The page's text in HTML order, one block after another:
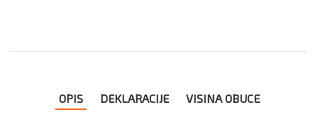
OPIS DEKLARACIJE VISINA OBUCE